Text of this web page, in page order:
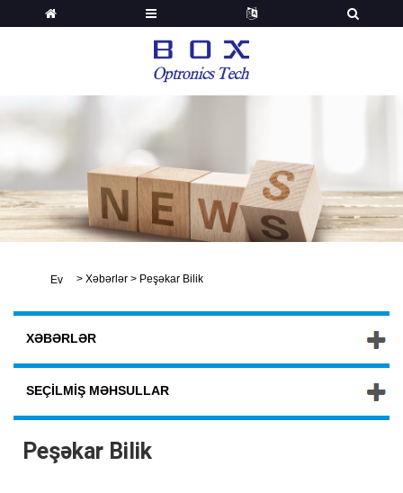
Ev > Xəbərlər > Peşəkar Bilik
XƏBƏRLƏR
SEÇILMIŞ MƏHSULLAR
Peşəkar Bilik